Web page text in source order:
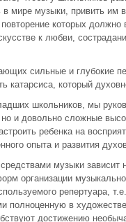
мире музыки, привить им
которых должно
к любви,
сильные и глубокие
катарсиса, который
школьников, мы
и довольно сложные
ребенка на
опыта и развития
музыки зависит
организации
репертуара,
полноценную в
достижению